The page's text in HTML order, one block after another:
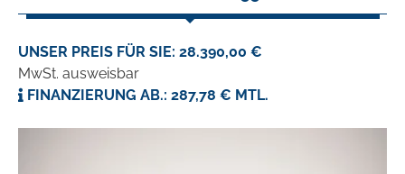
UNSER PREIS FÜR SIE: 28.390,00 €
MwSt. ausweisbar
FINANZIERUNG AB.: 287,78 € MTL.